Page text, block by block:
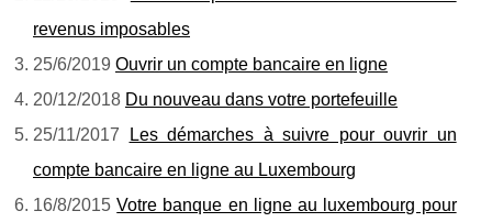
revenus imposables
25/6/2019 Ouvrir un compte bancaire en ligne
20/12/2018 Du nouveau dans votre portefeuille
25/11/2017
Les démarches à suivre pour ouvrir un
compte bancaire en ligne au Luxembourg
16/8/2015Votre banque en ligne au luxembourg pour